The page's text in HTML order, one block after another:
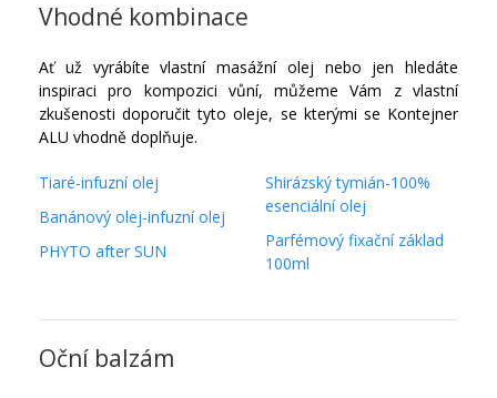
Vhodné kombinace
Ať už vyrábíte vlastní masážní olej nebo jen hledáte
inspiraci pro kompozici vůní, můžeme Vám z vlastní
zkušenosti doporučit tyto oleje, se kterými se Kontejner
ALU vhodně doplňuje.
Tiaré-infuzní olej
Banánový olej-infuzní olej
PHYTO after SUN
Shirázský tymián-100%
esenciální olej
Parfémový fixační základ
100ml
Oční balzám